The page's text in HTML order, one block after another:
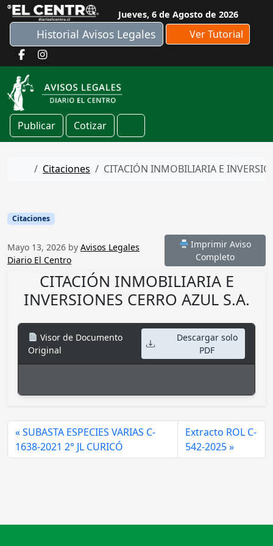
Skip to content
Jueves, 6 de Agosto de 2026
Historial Avisos Legales Ver Tutorial
Publicar Cotizar
Cart
Home
Citaciones CITACIÓN INMOBILIARIA E
Citaciones
Mayo 13, 2026 by Avisos Legales
Diario El Centro
Imprimir Aviso
Completo
CITACIÓN INMOBILIARIA E
INVERSIONES CERRO AZUL S.A.
Visor de Documento
Original
Descargar solo
PDF
SUBASTA ESPECIES VARIAS C-
1638-2021 2° JL CURICÓ
Extracto ROL C-
542-2025